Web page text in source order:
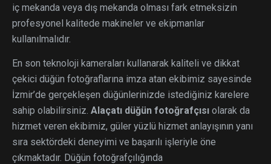
iç mekanda veya dış mekanda olması fark etmeksizin
profesyonel kalitede makineler ve ekipmanlar
kullanılmalıdır.
En son teknoloji kameraları kullanarak kaliteli ve dikkat
çekici düğün fotoğraflarına imza atan ekibimiz sayesinde
İzmir’de gerçekleşen düğünlerinizde istediğiniz karelere
sahip olabilirsiniz. Alaçatı düğün fotoğrafçısı olarak da
hizmet veren ekibimiz, güler yüzlü hizmet anlayışının yanı
sıra sektördeki deneyimi ve başarılı işleriyle öne
çıkmaktadır. Düğün fotoğrafçılığında